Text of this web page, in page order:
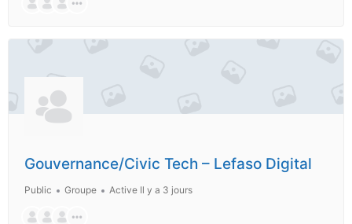
Gouvernance/Civic Tech – Lefaso Digital
Public Groupe Active Il y a 3 jours